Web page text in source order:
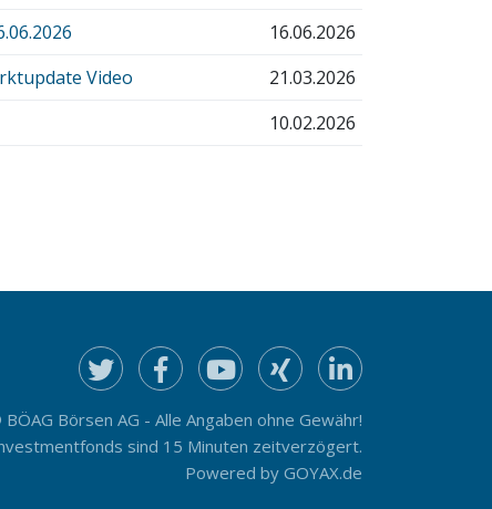
16.06.2026
Video
21.03.2026
10.02.2026
Börsen AG - Alle Angaben ohne Gewähr!
sind 15 Minuten zeitverzögert.
Powered by GOYAX.de